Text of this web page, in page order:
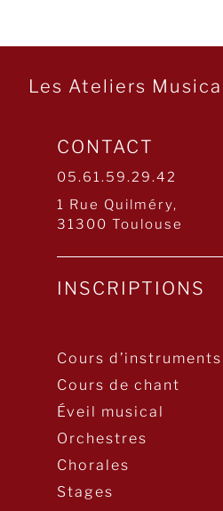
Les Ateliers
CONTACT
05.61.59.29.42
1 Rue Quilméry,
31300 Toulouse
INSCRIPTIONS
Cours d’instruments
Cours de chant
Éveil musical
Orchestres
Chorales
Stages